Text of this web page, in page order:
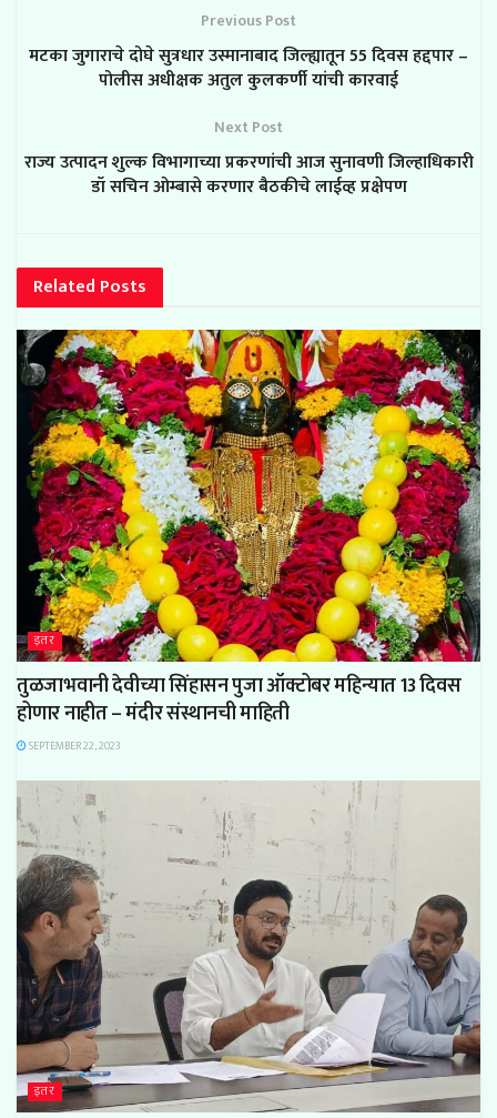
Previous Post
मटका जुगाराचे दोघे सुत्रधार उस्मानाबाद जिल्ह्यातून 55 दिवस हद्दपार –
पोलीस अधीक्षक अतुल कुलकर्णी यांची कारवाई
Next Post
राज्य उत्पादन शुल्क विभागाच्या प्रकरणांची आज सुनावणी जिल्हाधिकारी
डॉ सचिन ओम्बासे करणार बैठकीचे लाईव्ह प्रक्षेपण
Related Posts
इतर
तुळजाभवानी देवीच्या सिंहासन पुजा ऑक्टोबर महिन्यात 13 दिवस
होणार नाहीत – मंदीर संस्थानची माहिती
SEPTEMBER 22, 2023
इतर